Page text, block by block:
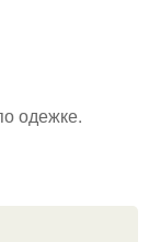
одежке.